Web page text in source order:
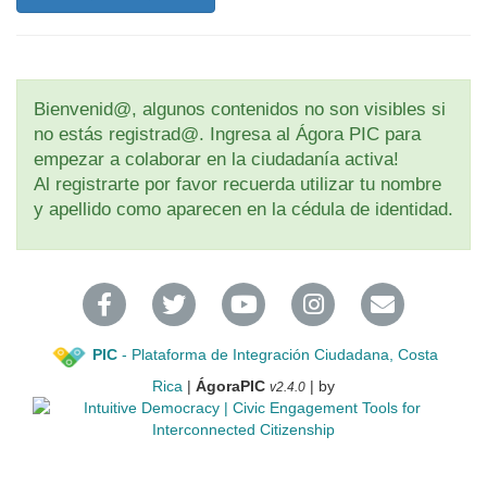
Bienvenid@, algunos contenidos no son visibles si
no estás registrad@. Ingresa al Ágora PIC para
empezar a colaborar en la ciudadanía activa!
Al registrarte por favor recuerda utilizar tu nombre
y apellido como aparecen en la cédula de identidad.
PIC- Plataforma de Integración Ciudadana, Costa
Rica | ÁgoraPIC v2.4.0 | by